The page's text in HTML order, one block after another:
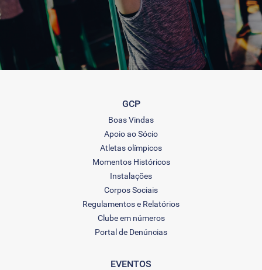
GCP
Boas Vindas
Apoio ao Sócio
Atletas olímpicos
Momentos Históricos
Instalações
Corpos Sociais
Regulamentos e Relatórios
Clube em números
Portal de Denúncias
EVENTOS